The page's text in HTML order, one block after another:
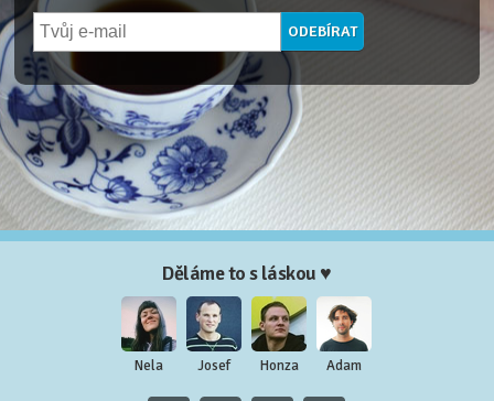
Děláme to s láskou ♥
Nela Josef Honza Adam